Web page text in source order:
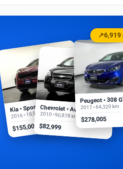
↗6,919
Kia • Sportage EX
2016 • 18,500 km
$155,000
Chevrolet • Aveo
2010 • 90,878 km
$82,999
Peugeot • 308
2017 • 64,320 km
$278,005